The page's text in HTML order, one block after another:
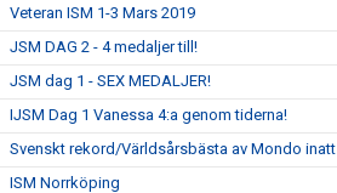
Veteran ISM 1-3 Mars 2019
JSM DAG 2 - 4 medaljer till!
JSM dag 1 - SEX MEDALJER!
IJSM Dag 1 Vanessa 4:a genom tiderna!
Svenskt rekord/Världsårsbästa av Mondo inatt
ISM Norrköping